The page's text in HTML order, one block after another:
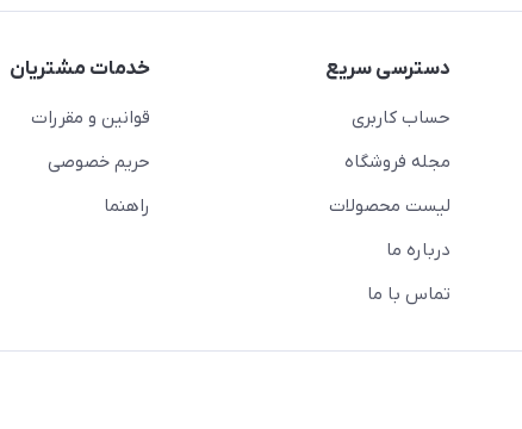
دسترسی سریع
حساب کاربری
مجله فروشگاه
لیست محصولات
درباره ما
تماس با ما
خدمات مشتریان
قوانین و مقررات
حریم خصوصی
راهنما